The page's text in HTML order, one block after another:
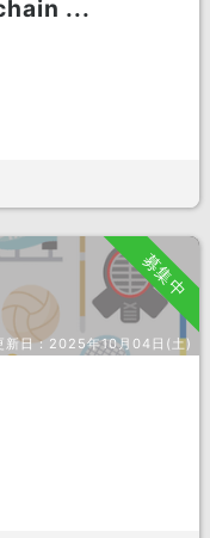
...
募集中
新日：2025年10月04日(土)